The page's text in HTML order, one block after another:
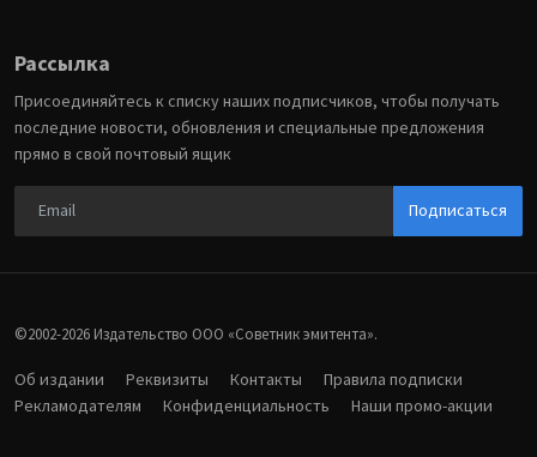
Рассылка
Присоединяйтесь к списку наших подписчиков, чтобы получать
последние новости, обновления и специальные предложения
прямо в свой почтовый ящик
Подписаться
©2002-2026 Издательство ООО «‎Советник эмитента».
Об издании Реквизиты Контакты
Правила подписки
Рекламодателям
Конфиденциальность Наши промо-акции